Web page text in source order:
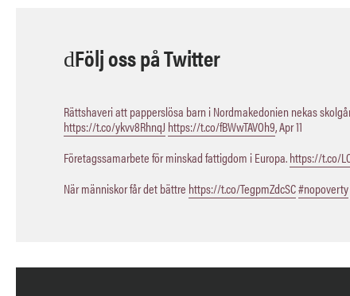
Följ oss på Twitter
Rättshaveri att papperslösa barn i Nordmakedonien nekas
https://t.co/ykvv8RhnqJ https://t.co/fBWwTAVOh9,Apr 11
Företagssamarbete för minskad fattigdom i Europa.https://t.co/
När människor får det bättre https://t.co/TegpmZdcSC#nopoverty